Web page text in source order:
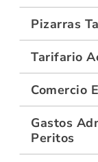
Pizarras
Tarifario
Comercio
Gastos
Peritos